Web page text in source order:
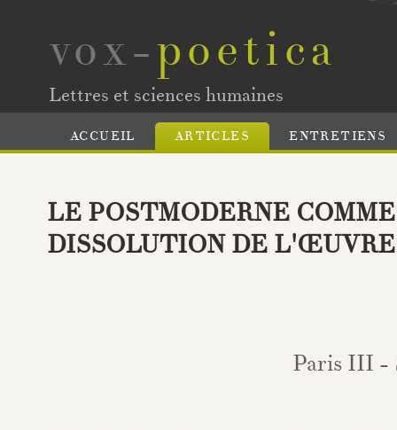
vox-poetica
Lettres et sciences humaines
ACCUEIL ARTICLES ENTRETIENS
LE POSTMODERNE COMME
DISSOLUTION DE L'ŒUVRE
Paris III -